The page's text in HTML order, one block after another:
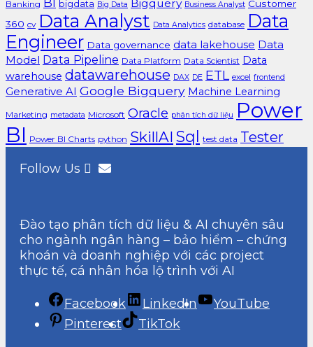
Banking bigdata Big Data Bigquery Business Analyst Customer
360 cv Data Analyst Data Analytics database Data
Engineer Data governance data lakehouse Data
Model Data Pipeline Data Platform Data Scientist Data
warehouse datawarehouse DAX DE ETL excel frontend
Generative AI Google Bigquery Machine Learning
Marketing metadata Microsoft Oracle phân tích dữ liệu
Power
BI Power BI Charts python SkillAI Sql test data Tester
Follow Us
Đào tạo phân tích dữ liệu & AI chuyên sâu
cho ngành ngân hàng – bảo hiểm – chứng
khoán và doanh nghiệp với các project
thực tế, cá nhân hóa lộ trình với AI
Facebook LinkedIn
YouTube
Pinterest
TikTok